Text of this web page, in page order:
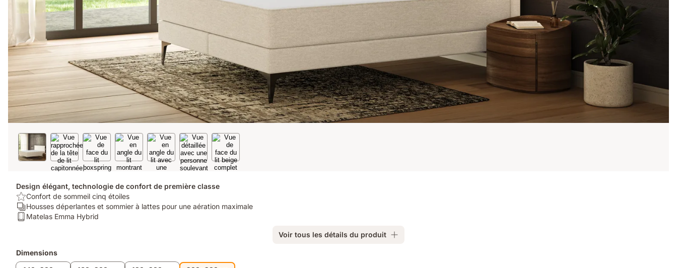
Design élégant, technologie de confort de première classe
USP/Benefit:
Confort
de
Confort de sommeil cinq étoiles
Ergonomie/Zones:
Housses
à
lattes
Housses déperlantes et sommier à lattes pour une aération maximale
Matelas:
Matelas Emma Hybrid
Voir tous les détails du produit
Produits
supplémentaires
Dimensions